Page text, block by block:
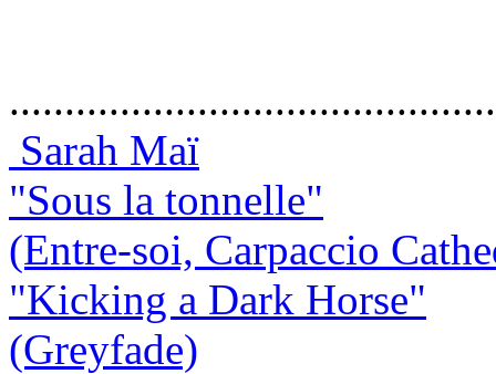
Sarah Maï
"Sous la tonnelle"
(Entre-soi, Carpaccio
"Kicking a Dark Horse"
(Greyfade)